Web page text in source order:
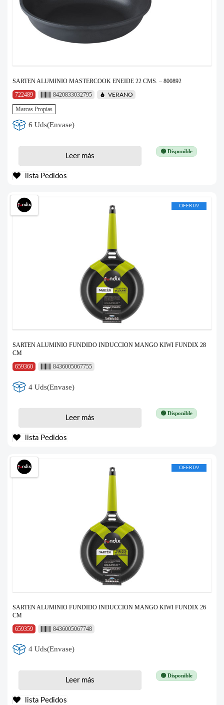
SARTEN ALUMINIO MASTERCOOK ENEIDE 22 CMS. – 800892
722489
8420833032795 VERANO
Marcas Propias
6 Uds(Envase)
🟢 Disponible
Leer más
lista Pedidos
OFERTA!
SARTEN ALUMINIO FUNDIDO INDUCCION MANGO KIWI FUNDIX 28
CM
659360
8436005067755
4 Uds(Envase)
🟢 Disponible
Leer más
lista Pedidos
OFERTA!
SARTEN ALUMINIO FUNDIDO INDUCCION MANGO KIWI FUNDIX 26
CM
659359
8436005067748
4 Uds(Envase)
🟢 Disponible
Leer más
lista Pedidos